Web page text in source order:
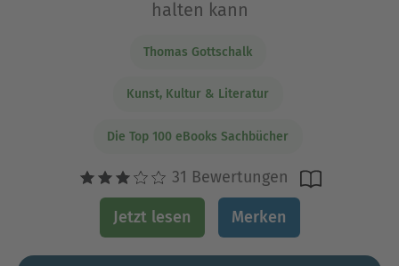
halten kann
Thomas Gottschalk
Kunst, Kultur & Literatur
Die Top 100 eBooks Sachbücher
31 Bewertungen
Jetzt lesen Merken